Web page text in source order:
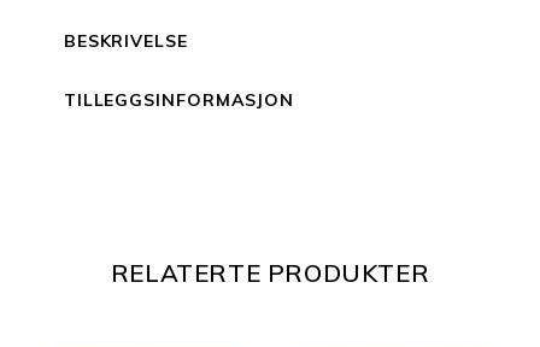
BESKRIVELSE
TILLEGGSINFORMASJON
RELATERTE PRODUKTER